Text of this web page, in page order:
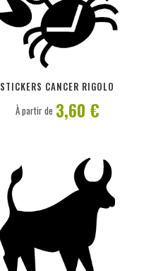
STICKERS CANCER RIGOLO
PERSONNALISER
À partir de 3,60 €